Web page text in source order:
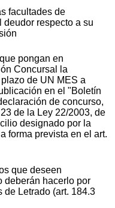
facultades de
respecto a su
pongan en
Concursal la
de UN MES a
en el "Boletín
de concurso,
de la Ley 22/2003, de
designado por la
forma prevista en el art.
que deseen
deberán hacerlo por
de Letrado (art. 184.3